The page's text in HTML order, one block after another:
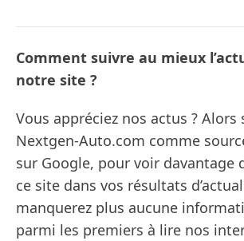
Comment suivre au mieux
notre site ?
Vous appréciez nos actus ? Alors
Nextgen-Auto.com comme
sur Google, pour voir davantage
ce site dans vos résultats
manquerez plus aucune
parmi les premiers à lire nos